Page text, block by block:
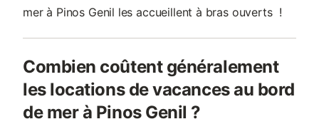
mer à Pinos Genil les accueillent à bras ouverts !
Combien coûtent généralement
les locations de vacances au bord
de mer à Pinos Genil ?